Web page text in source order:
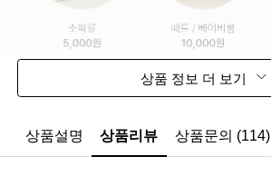
상품 정보 더 보기
상품설명 상품리뷰 상품문의 (114)